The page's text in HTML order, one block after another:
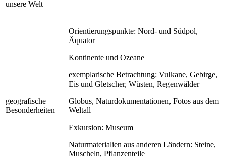
unsere Welt
geografische
Besonderheiten
Orientierungspunkte: Nord- und Südpol,
Äquator
Kontinente und Ozeane
exemplarische Betrachtung: Vulkane, Gebirge,
Eis und Gletscher, Wüsten, Regenwälder
Globus, Naturdokumentationen, Fotos aus dem
Weltall
Exkursion: Museum
Naturmaterialien aus anderen Ländern: Steine,
Muscheln, Pflanzenteile